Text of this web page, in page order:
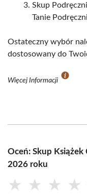
Skup
Tanie
Ostateczny wybór
dostosowany do
Więcej Informacji
Oceń: Skup
2026 roku
★ ★ ★ ★